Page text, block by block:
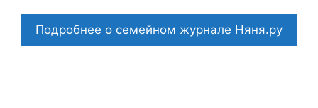
Подробнее о семейном журнале Няня.ру